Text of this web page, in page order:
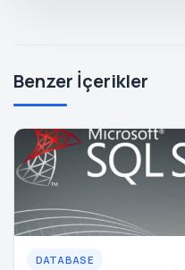
Benzer İçerikler
DATABASE